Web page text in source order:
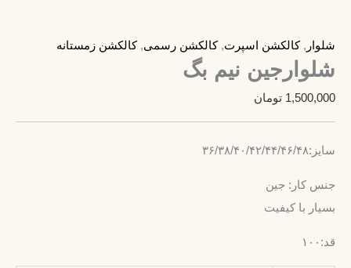
شلوار ,کالکشن اسپرت,کالکشن رسمی,کالکشن زمستانه
شلوارجین نیم بگ
1,500,000 تومان
سایز:۳۶/۳۸/۴۰/۴۲/۴۴/۴۶/۴۸
جنس کار: جین
بسیار با کیفیت
قد:۱۰۰